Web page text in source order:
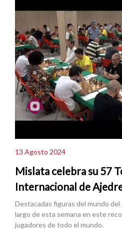
13 Agosto 2024
Mislata celebra su 57
Internacional de
Destacadas figuras del mundo del
largo de esta semana en este
jugadores de todo el mundo.